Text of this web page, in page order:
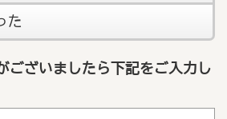
た
ございましたら下記をご入力し